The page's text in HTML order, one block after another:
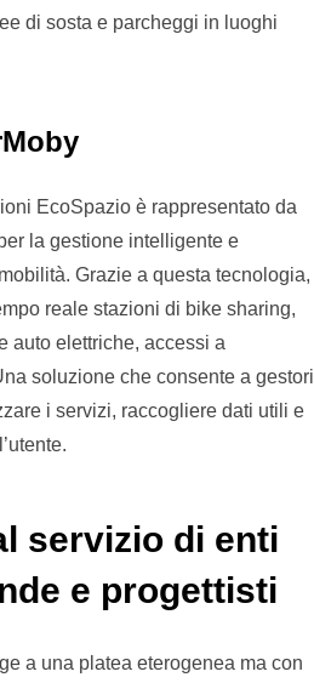
di sosta e parcheggi in luoghi
EcoSpazio è rappresentato da
la gestione intelligente e
Grazie a questa tecnologia,
reale stazioni di bike sharing,
auto elettriche, accessi a
soluzione che consente a gestori
i servizi, raccogliere dati utili e
servizio di enti
e progettisti
a una platea eterogenea ma con